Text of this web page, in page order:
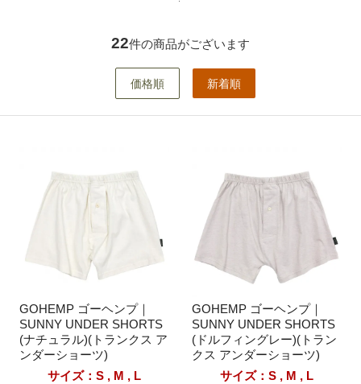
22件の商品がございます
価格順 新着順
GOHEMP ゴーヘンプ｜
SUNNY UNDER SHORTS
(ナチュラル)(トランクス ア
ンダーショーツ)
サイズ：S , M , L
GOHEMP ゴーヘンプ｜
SUNNY UNDER SHORTS
(ドルフィングレー)(トラン
クス アンダーショーツ)
サイズ：S , M , L